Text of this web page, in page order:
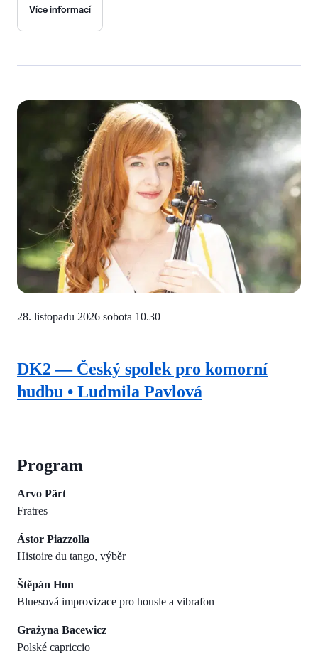
Více informací
DK2 — Český spolek pro komorní
hudbu • Ludmila Pavlová
Program
Arvo Pärt
Fratres
Ástor Piazzolla
Histoire du tango, výběr
Štěpán Hon
Bluesová improvizace pro housle a vibrafon
Grażyna Bacewicz
Polské capriccio
28. listopadu 2026 sobota 10.30